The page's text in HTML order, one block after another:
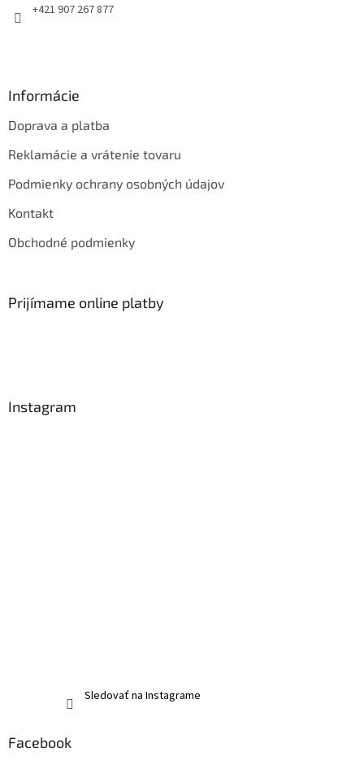
+421 907 267 877
Informácie
Doprava a platba
Reklamácie a vrátenie tovaru
Podmienky ochrany osobných údajov
Kontakt
Obchodné podmienky
Prijímame online platby
Instagram
Sledovať na Instagrame
Facebook